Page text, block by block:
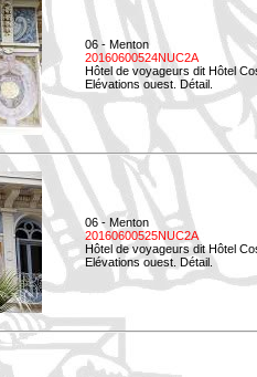
06 - Menton
20160600524NUC2A
Hôtel de voyageurs dit Hôtel
Elévations ouest. Détail.
06 - Menton
20160600525NUC2A
Hôtel de voyageurs dit Hôtel
Elévations ouest. Détail.